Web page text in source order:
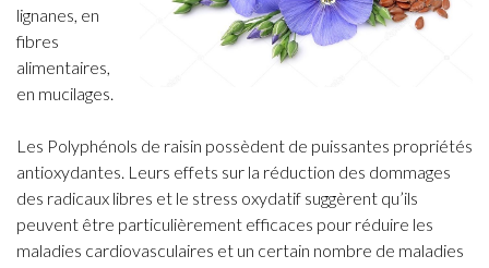
lignanes, en
fibres
alimentaires,
en mucilages.
Les Polyphénols de raisin possèdent de puissantes propriétés
antioxydantes. Leurs effets sur la réduction des dommages
des radicaux libres et le stress oxydatif suggèrent qu’ils
peuvent être particulièrement efficaces pour réduire les
maladies cardiovasculaires et un certain nombre de maladies